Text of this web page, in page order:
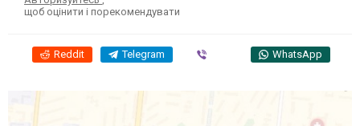
щоб оцінити і порекомендувати
Reddit Telegram WhatsApp